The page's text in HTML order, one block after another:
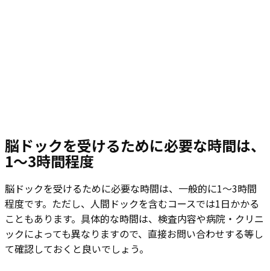
脳ドックを受けるために必要な時間は、
1～3時間程度
脳ドックを受けるために必要な時間は、一般的に1～3時間
程度です。ただし、人間ドックを含むコースでは1日かかる
こともあります。具体的な時間は、検査内容や病院・クリニ
ックによっても異なりますので、直接お問い合わせする等し
て確認しておくと良いでしょう。